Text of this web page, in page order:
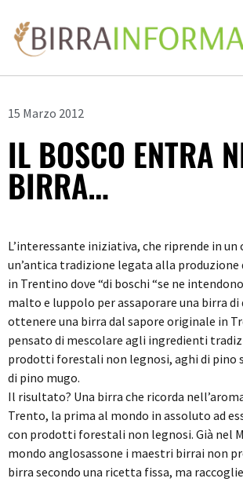
15 Marzo 2012
IL BOSCO ENTRA
BIRRA…
L’interessante iniziativa, che riprende in un
un’antica tradizione legata alla produzione
in Trentino dove “di boschi “se ne
malto e luppolo per assaporare una birra di
ottenere una birra dal sapore originale in
pensato di mescolare agli ingredienti
prodotti forestali non legnosi, aghi di pino
di pino mugo.
Il risultato? Una birra che ricorda
Trento, la prima al mondo in assoluto ad
con prodotti forestali non legnosi. Già nel
mondo anglosassone i maestri birrai non
birra secondo una ricetta fissa, ma